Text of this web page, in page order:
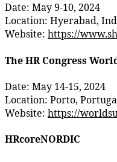
Date: May 9-10, 2024
Location: Hyerabad,
Website: https://
The HR Congress
Date: May 14-15, 2024
Location: Porto,
Website: https://
HRcoreNORDIC